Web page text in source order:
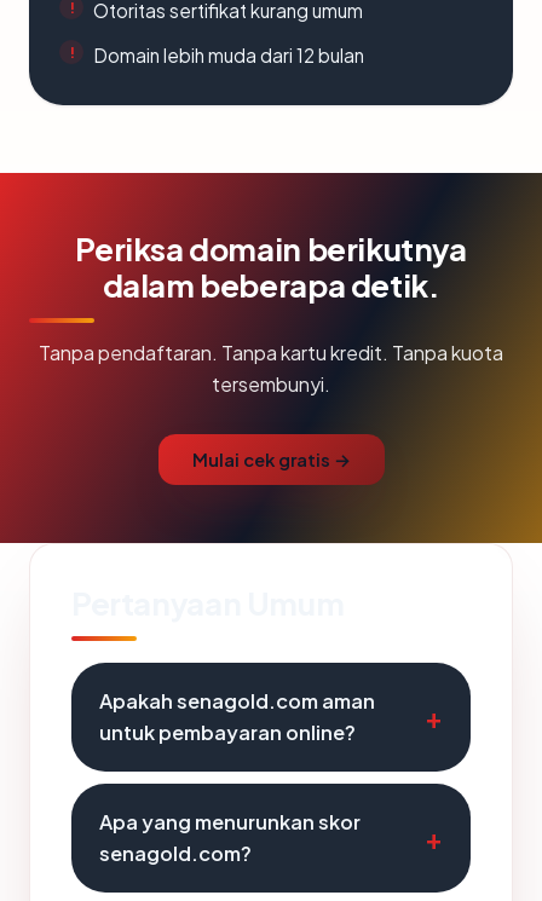
Otoritas sertifikat kurang umum
Domain lebih muda dari 12 bulan
Periksa domain berikutnya
dalam beberapa detik.
Tanpa pendaftaran. Tanpa kartu kredit. Tanpa kuota
tersembunyi.
Mulai cek gratis →
Apakah senagold.com aman
untuk pembayaran online?
Apa yang menurunkan skor
senagold.com?